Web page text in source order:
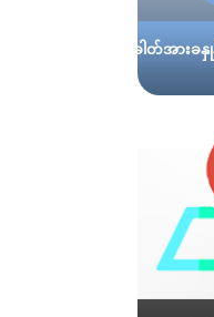
ဓါတ်အားခနှု